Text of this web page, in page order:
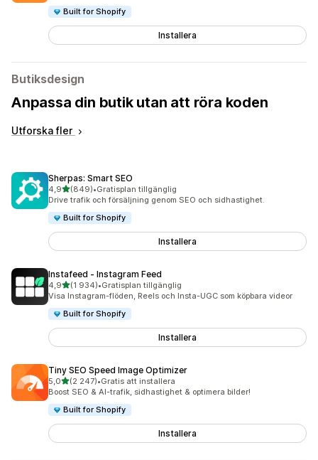
Built for Shopify
Installera
Butiksdesign
Anpassa din butik utan att röra koden
Utforska fler
Sherpas: Smart SEO
4,9av 5 stjärnor
(849)
849 recensioner totalt
•Gratisplan tillgänglig
Drive trafik och försäljning genom SEO och sidhastighet.
Built for Shopify
Installera
Instafeed ‑ Instagram Feed
4,9av 5 stjärnor
(1 934)
1934 recensioner totalt
•Gratisplan tillgänglig
Visa Instagram-flöden, Reels och Insta-UGC som köpbara videor
Built for Shopify
Installera
Tiny SEO Speed Image Optimizer
5,0av 5 stjärnor
(2 247)
2247 recensioner totalt
•Gratis att installera
Boost SEO & AI-trafik, sidhastighet & optimera bilder!
Built for Shopify
Installera